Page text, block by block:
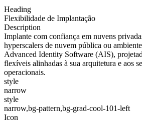
Heading
Flexibilidade de Implantação
Description
Implante com confiança em nuvens
hyperscalers de nuvem pública ou
Advanced Identity Software (AIS),
flexíveis alinhadas à sua arquitetura e aos
operacionais.
style
narrow
style
narrow,bg-pattern,bg-grad-cool-101-left
Icon